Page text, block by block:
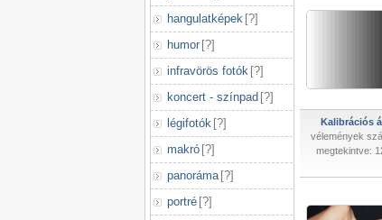
hangulatképek [?]
humor [?]
infravörös fotók [?]
koncert - színpad [?]
légifotók [?]
makró [?]
panoráma [?]
portré [?]
Kalibrációs
vélemények
megtekintve: